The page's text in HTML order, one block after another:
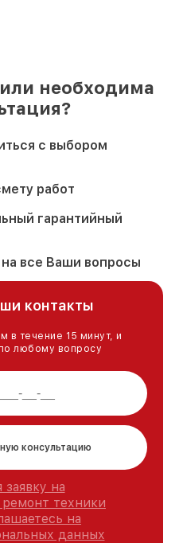
необходима
с выбором
работ
гарантийный
все Ваши вопросы
контакты
в течение 15 минут, и
любому вопросу
консультацию
заявку на
техники
на
данных